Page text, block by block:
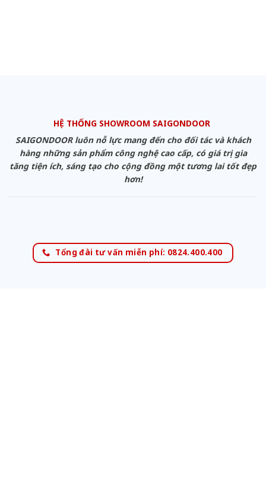
HỆ THỐNG SHOWROOM SAIGONDOOR
SAIGONDOOR luôn nỗ lực mang đến cho đối tác và khách
hàng những sản phẩm công nghệ cao cấp, có giá trị gia
tăng tiện ích, sáng tạo cho cộng đồng một tương lai tốt đẹp
hơn!
Tổng đài tư vấn miễn phí: 0824.400.400